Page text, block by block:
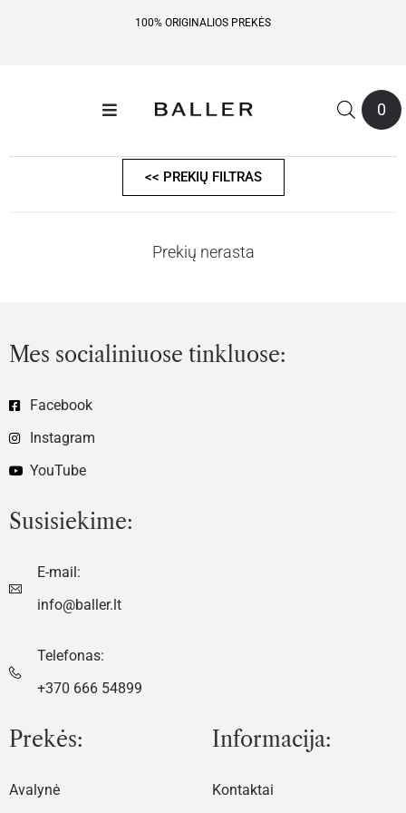
100% ORIGINALIOS PREKĖS
0
<< PREKIŲ FILTRAS
Prekių nerasta
Mes socialiniuose tinkluose:
Facebook
Instagram
YouTube
Susisiekime:
E-mail:
info@baller.lt
Telefonas:
+370 666 54899
Prekės:
Avalynė
Informacija:
Kontaktai